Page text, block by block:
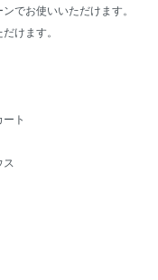
でお使いいただけます。
けます。
ト